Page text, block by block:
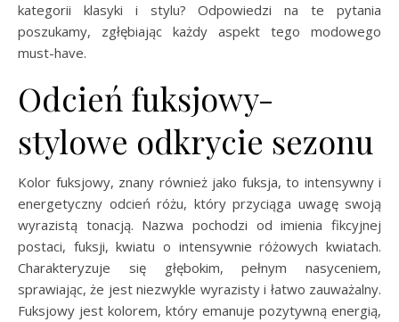
kategorii klasyki i stylu? Odpowiedzi na te pytania
poszukamy, zgłębiając każdy aspekt tego modowego
must-have.
Odcień fuksjowy-
stylowe odkrycie sezonu
Kolor fuksjowy, znany również jako fuksja, to intensywny i
energetyczny odcień różu, który przyciąga uwagę swoją
wyrazistą tonacją. Nazwa pochodzi od imienia fikcyjnej
postaci, fuksji, kwiatu o intensywnie różowych kwiatach.
Charakteryzuje się głębokim, pełnym nasyceniem,
sprawiając, że jest niezwykle wyrazisty i łatwo zauważalny.
Fuksjowy jest kolorem, który emanuje pozytywną energią,